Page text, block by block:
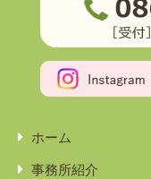
ホーム
事務所紹介